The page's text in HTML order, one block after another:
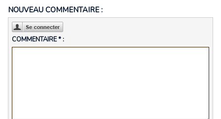
NOUVEAU COMMENTAIRE :
COMMENTAIRE * :